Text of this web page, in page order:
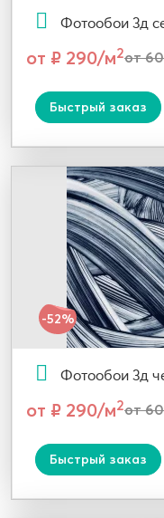
Фотообои 3д
от ₽ 290/м2от
Быстрый заказ
-52%
Фотообои 3д
от ₽ 290/м2от
Быстрый заказ